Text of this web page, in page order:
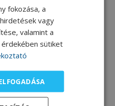
10. 17-i
fokozása, a
vagy
valamint a
sütiket